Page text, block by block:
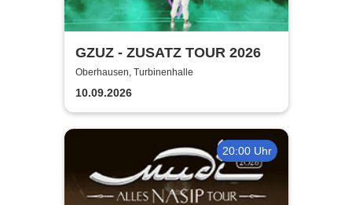
GZUZ - ZUSATZ TOUR 2026
Oberhausen, Turbinenhalle
10.09.2026
20:00 Uhr